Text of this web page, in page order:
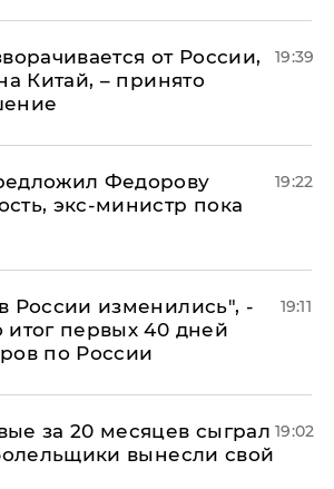
от России,
Китай, – принято
19:39
Федорову
экс-министр пока
19:22
России изменились", -
итог первых 40 дней
по России
19:11
за 20 месяцев сыграл
вынесли свой
19:02